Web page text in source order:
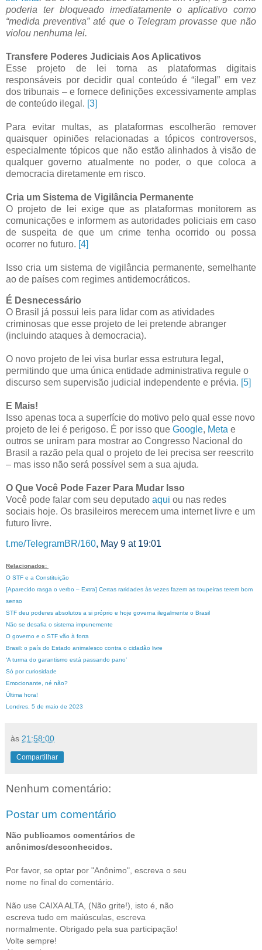
poderia ter bloqueado imediatamente o aplicativo como
“medida preventiva” até que o Telegram provasse que não
violou nenhuma lei.
Transfere Poderes Judiciais Aos Aplicativos
Esse projeto de lei torna as plataformas digitais
responsáveis por decidir qual conteúdo é “ilegal” em vez
dos tribunais – e fornece definições excessivamente amplas
de conteúdo ilegal. [3]
Para evitar multas, as plataformas escolherão remover
quaisquer opiniões relacionadas a tópicos controversos,
especialmente tópicos que não estão alinhados à visão de
qualquer governo atualmente no poder, o que coloca a
democracia diretamente em risco.
Cria um Sistema de Vigilância Permanente
O projeto de lei exige que as plataformas monitorem as
comunicações e informem as autoridades policiais em caso
de suspeita de que um crime tenha ocorrido ou possa
ocorrer no futuro. [4]
Isso cria um sistema de vigilância permanente, semelhante
ao de países com regimes antidemocráticos.
É Desnecessário
O Brasil já possui leis para lidar com as atividades
criminosas que esse projeto de lei pretende abranger
(incluindo ataques à democracia).
O novo projeto de lei visa burlar essa estrutura legal,
permitindo que uma única entidade administrativa regule o
discurso sem supervisão judicial independente e prévia. [5]
E Mais!
Isso apenas toca a superfície do motivo pelo qual esse novo
projeto de lei é perigoso. É por isso que Google, Meta e
outros se uniram para mostrar ao Congresso Nacional do
Brasil a razão pela qual o projeto de lei precisa ser reescrito
– mas isso não será possível sem a sua ajuda.
O Que Você Pode Fazer Para Mudar Isso
Você pode falar com seu deputado aqui ou nas redes
sociais hoje. Os brasileiros merecem uma internet livre e um
futuro livre.
t.me/TelegramBR/160, May 9 at 19:01
Relacionados:
O STF e a Constituição
[Aparecido rasga o verbo – Extra] Certas raridades às vezes fazem as toupeiras terem bom
senso
STF deu poderes absolutos a si próprio e hoje governa ilegalmente o Brasil
Não se desafia o sistema impunemente
O governo e o STF vão à forra
Brasil: o país do Estado animalesco contra o cidadão livre
‘A turma do garantismo está passando pano’
Só por curiosidade
Emocionante, né não?
Última hora!
Londres, 5 de maio de 2023
às 21:58:00
Compartilhar
Nenhum comentário:
Postar um comentário
Não publicamos comentários de
anônimos/desconhecidos.
Por favor, se optar por "Anônimo", escreva o seu
nome no final do comentário.
Não use CAIXA ALTA, (Não grite!), isto é, não
escreva tudo em maiúsculas, escreva
normalmente. Obrigado pela sua participação!
Volte sempre!